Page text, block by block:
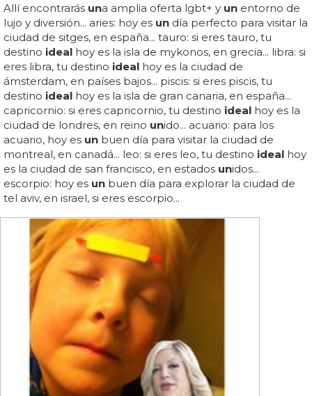
Allí encontrarás una amplia oferta lgbt+ y un entorno de
lujo y diversión... aries: hoy es un día perfecto para visitar la
ciudad de sitges, en españa... tauro: si eres tauro, tu
destino ideal hoy es la isla de mykonos, en grecia... libra: si
eres libra, tu destino ideal hoy es la ciudad de
ámsterdam, en países bajos... piscis: si eres piscis, tu
destino ideal hoy es la isla de gran canaria, en españa...
capricornio: si eres capricornio, tu destino ideal hoy es la
ciudad de londres, en reino unido... acuario: para los
acuario, hoy es un buen día para visitar la ciudad de
montreal, en canadá... leo: si eres leo, tu destino ideal hoy
es la ciudad de san francisco, en estados unidos...
escorpio: hoy es un buen día para explorar la ciudad de
tel aviv, en israel, si eres escorpio...